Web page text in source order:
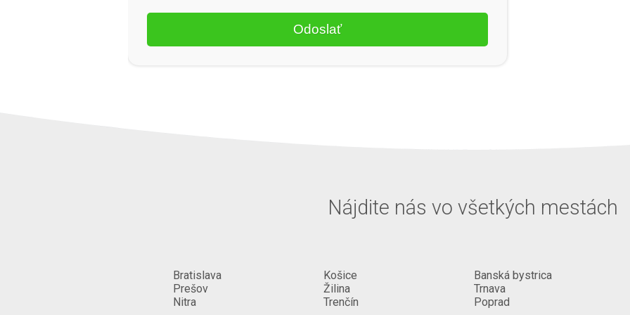
Nájdite nás vo všetkých mestách
Bratislava
Prešov
Nitra
Košice
Žilina
Trenčín
Banská bystrica
Trnava
Poprad